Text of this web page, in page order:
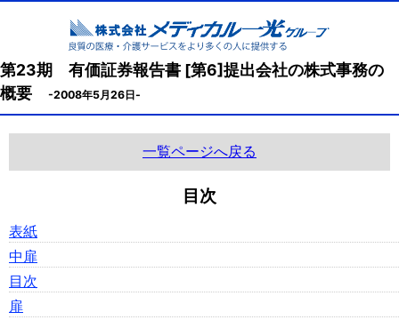
第23期 有価証券報告書 [第6]提出会社の株式事務の
概要
-2008年5月26日-
一覧ページへ戻る
目次
表紙
中扉
目次
扉